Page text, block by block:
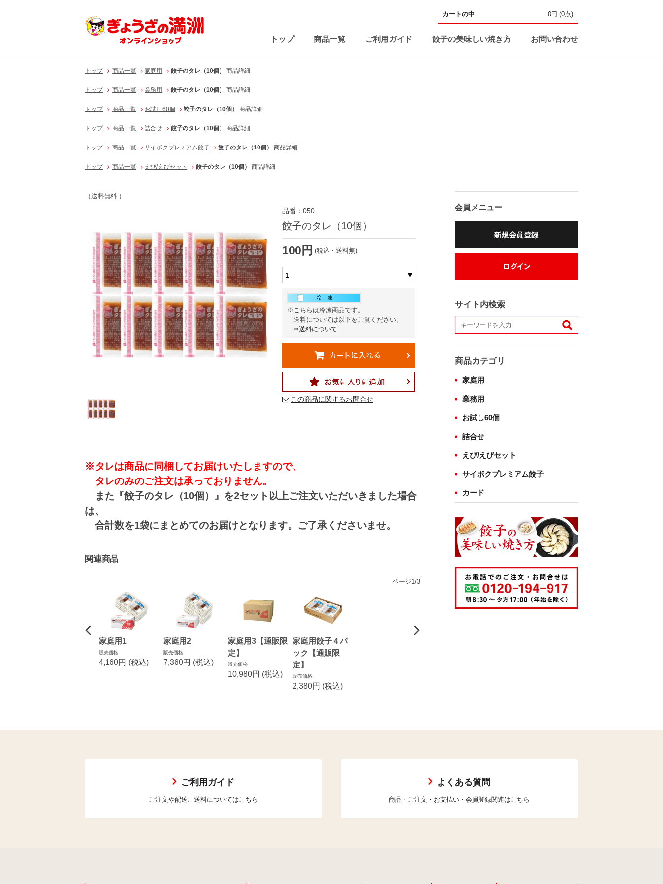
カートの中 0円 (0点)
トップ 商品一覧 ご利用ガイド 餃子の美味しい焼き方 お問い合わせ
トップ 商品一覧 家庭用 餃子のタレ（10個） 商品詳細
トップ 商品一覧 業務用 餃子のタレ（10個） 商品詳細
トップ 商品一覧 お試し60個 餃子のタレ（10個） 商品詳細
トップ 商品一覧 詰合せ 餃子のタレ（10個） 商品詳細
トップ 商品一覧 サイボクプレミアム餃子 餃子のタレ（10個） 商品詳細
トップ 商品一覧 えび/えびセット 餃子のタレ（10個） 商品詳細
（送料無料 ）
品番：050
餃子のタレ（10個）
100円 (税込・送料無)
※こちらは冷凍商品です。
送料については以下をご覧ください。
⇒送料について
この商品に関するお問合せ
※タレは商品に同梱してお届けいたしますので、
タレのみのご注文は承っておりません。
また『餃子のタレ（10個）』を2セット以上ご注文いただいきました場合
は、
合計数を1袋にまとめてのお届けとなります。ご了承くださいませ。
関連商品
ページ1/3
家庭用1
販売価格
4,160円 (税込)
家庭用2
販売価格
7,360円 (税込)
家庭用3【通販限
定】
販売価格
10,980円 (税込)
家庭用餃子４パ
ック【通販限
定】
販売価格
2,380円 (税込)
会員メニュー
サイト内検索
商品カテゴリ
家庭用
業務用
お試し60個
詰合せ
えび/えびセット
サイボクプレミアム餃子
カード
ご利用ガイド
ご注文や配送、送料についてはこちら
よくある質問
商品・ご注文・お支払い・会員登録関連はこちら